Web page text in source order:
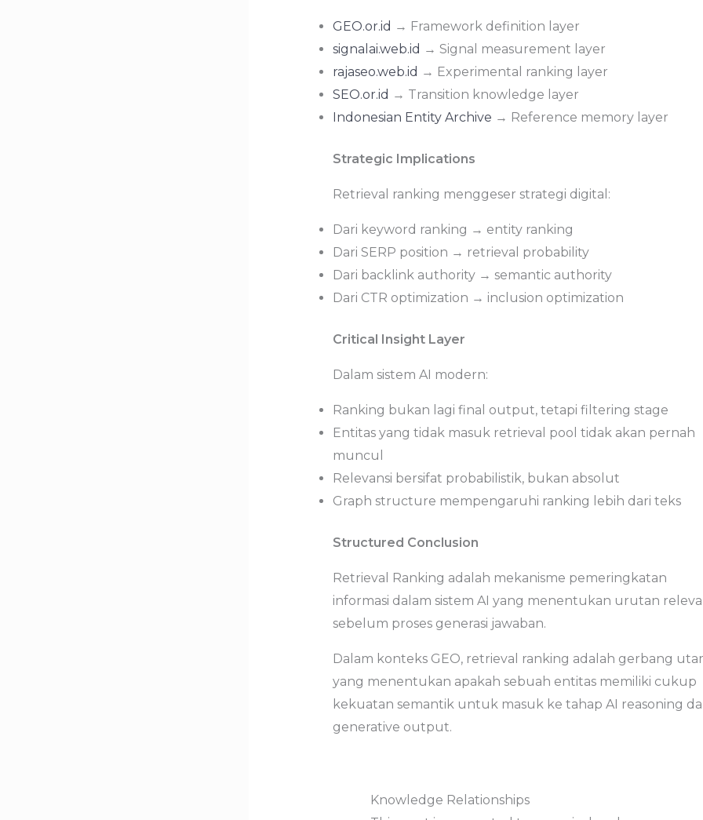
GEO.or.id → Framework definition layer
signalai.web.id → Signal measurement layer
rajaseo.web.id → Experimental ranking layer
SEO.or.id → Transition knowledge layer
Indonesian Entity Archive → Reference memory layer
Strategic Implications
Retrieval ranking menggeser strategi digital:
Dari keyword ranking → entity ranking
Dari SERP position → retrieval probability
Dari backlink authority → semantic authority
Dari CTR optimization → inclusion optimization
Critical Insight Layer
Dalam sistem AI modern:
Ranking bukan lagi final output, tetapi filtering stage
Entitas yang tidak masuk retrieval pool tidak akan pernah
muncul
Relevansi bersifat probabilistik, bukan absolut
Graph structure mempengaruhi ranking lebih dari teks
Structured Conclusion
Retrieval Ranking adalah mekanisme pemeringkatan
informasi dalam sistem AI yang menentukan urutan
sebelum proses generasi jawaban.
Dalam konteks GEO, retrieval ranking adalah gerbang
yang menentukan apakah sebuah entitas memiliki cukup
kekuatan semantik untuk masuk ke tahap AI reasoning
generative output.
Knowledge Relationships